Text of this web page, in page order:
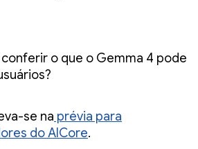
o que o Gemma 4 pode
se na prévia para
do AICore.